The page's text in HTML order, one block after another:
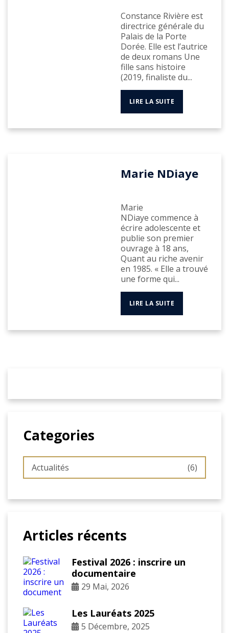
Constance Rivière est
directrice générale du
Palais de la Porte
Dorée. Elle est l’autrice
de deux romans Une
fille sans histoire
(2019, finaliste du...
LIRE LA SUITE
Marie NDiaye
Marie
NDiaye commence à
écrire adolescente et
publie son premier
ouvrage à 18 ans,
Quant au riche avenir
en 1985. « Elle a trouvé
une forme qui...
LIRE LA SUITE
Categories
Actualités (6)
Articles récents
Festival 2026 : inscrire un
documentaire
29 Mai, 2026
Les Lauréats 2025
5 Décembre, 2025